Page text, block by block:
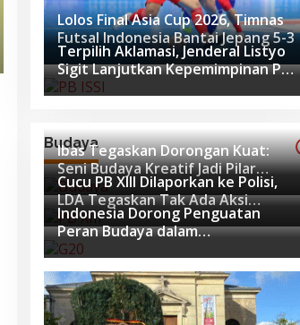
Lolos Final Asia Cup 2026, Timnas
Futsal Indonesia Bantai Jepang 5-3
Terpilih Aklamasi, Jenderal Listyo
Sigit Lanjutkan Kepemimpinan PB
ISSI hingga 2029
Budaya
Ibas Tegaskan Dorongan Kuat:
Seni Budaya Kreatif Jadi Pilar
Utama Identitas dan Ekonomi
Nasional
Cucu PB XIII Dilaporkan ke Polisi,
LDA Tegaskan Tak Ada Aksi
Pemukulan
Indonesia Dorong Penguatan
Peran Budaya dalam
Pembangunan Global di Forum G20
Afrika Selatan